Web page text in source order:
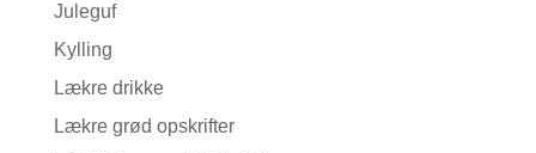
Juleguf
Kylling
Lækre drikke
Lækre grød opskrifter